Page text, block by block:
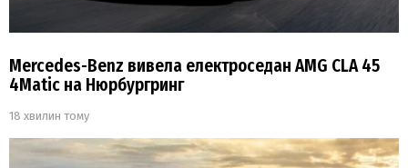
Mercedes-Benz вивела електроседан AMG CLA 45
4Matic на Нюрбургринг
18 хвилин тому